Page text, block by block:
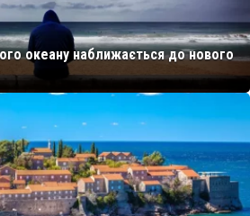
океану наближається до нового